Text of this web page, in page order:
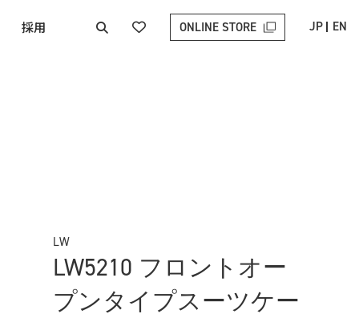
採用 ONLINE STORE JP EN
LW
LW5210 フロントオー
プンタイプスーツケー